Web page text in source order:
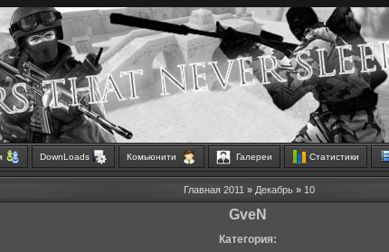
DownLoads Комьюнити Галереи Статистики
Главная 2011 » Декабрь » 10
GveN
Категория: